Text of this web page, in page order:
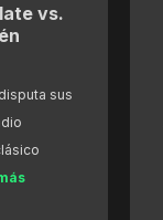
vs.
sus